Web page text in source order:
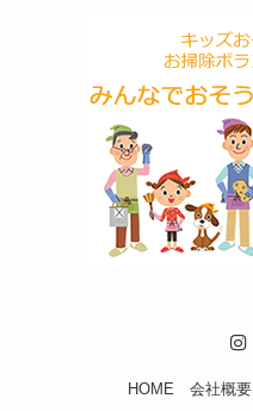
HOME 会社概要